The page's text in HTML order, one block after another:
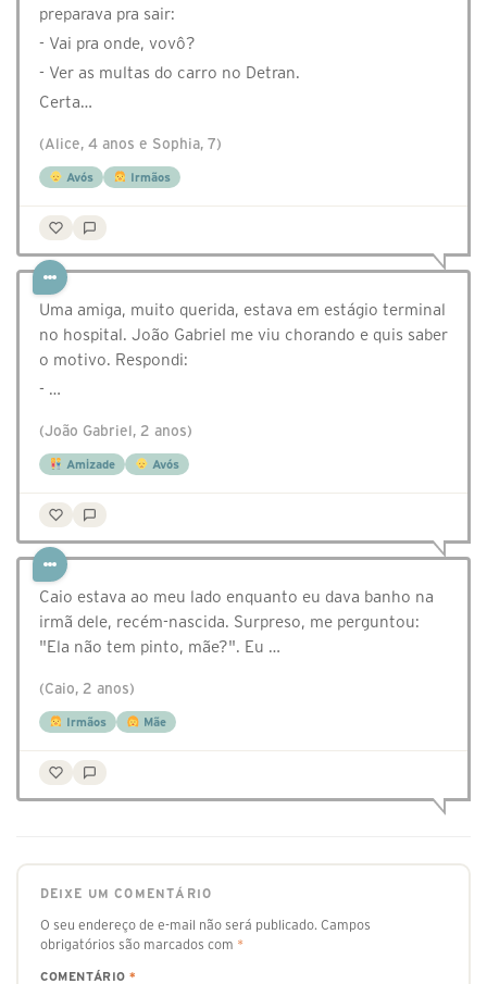
preparava pra sair:
- Vai pra onde, vovô?
- Ver as multas do carro no Detran.
Certa…
(Alice, 4 anos e Sophia, 7)
Avós Irmãos
Uma amiga, muito querida, estava em estágio terminal
no hospital. João Gabriel me viu chorando e quis saber
o motivo. Respondi:
- …
(João Gabriel, 2 anos)
Amizade Avós
Caio estava ao meu lado enquanto eu dava banho na
irmã dele, recém-nascida. Surpreso, me perguntou:
"Ela não tem pinto, mãe?". Eu …
(Caio, 2 anos)
Irmãos Mãe
DEIXE UM COMENTÁRIO
O seu endereço de e-mail não será publicado. Campos
obrigatórios são marcados com *
COMENTÁRIO *